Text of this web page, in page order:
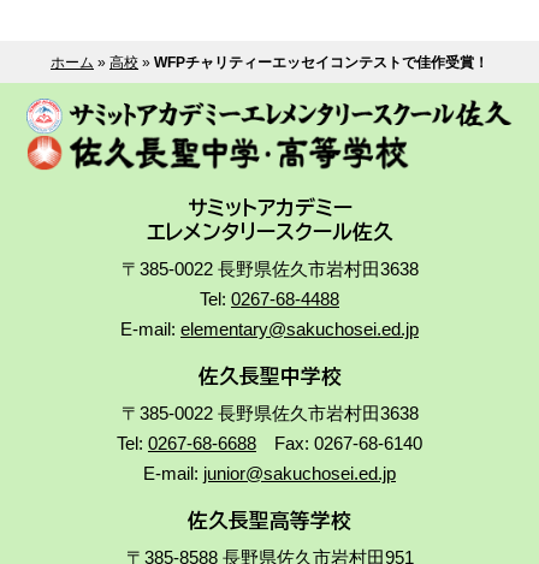
ホーム » 高校 » WFPチャリティーエッセイコンテストで佳作受賞！
サミットアカデミー
エレメンタリースクール佐久
〒385-0022 長野県佐久市岩村田3638
Tel: 0267-68-4488
E-mail: elementary@sakuchosei.ed.jp
佐久長聖中学校
〒385-0022 長野県佐久市岩村田3638
Tel: 0267-68-6688 Fax: 0267-68-6140
E-mail: junior@sakuchosei.ed.jp
佐久長聖高等学校
〒385-8588 長野県佐久市岩村田951